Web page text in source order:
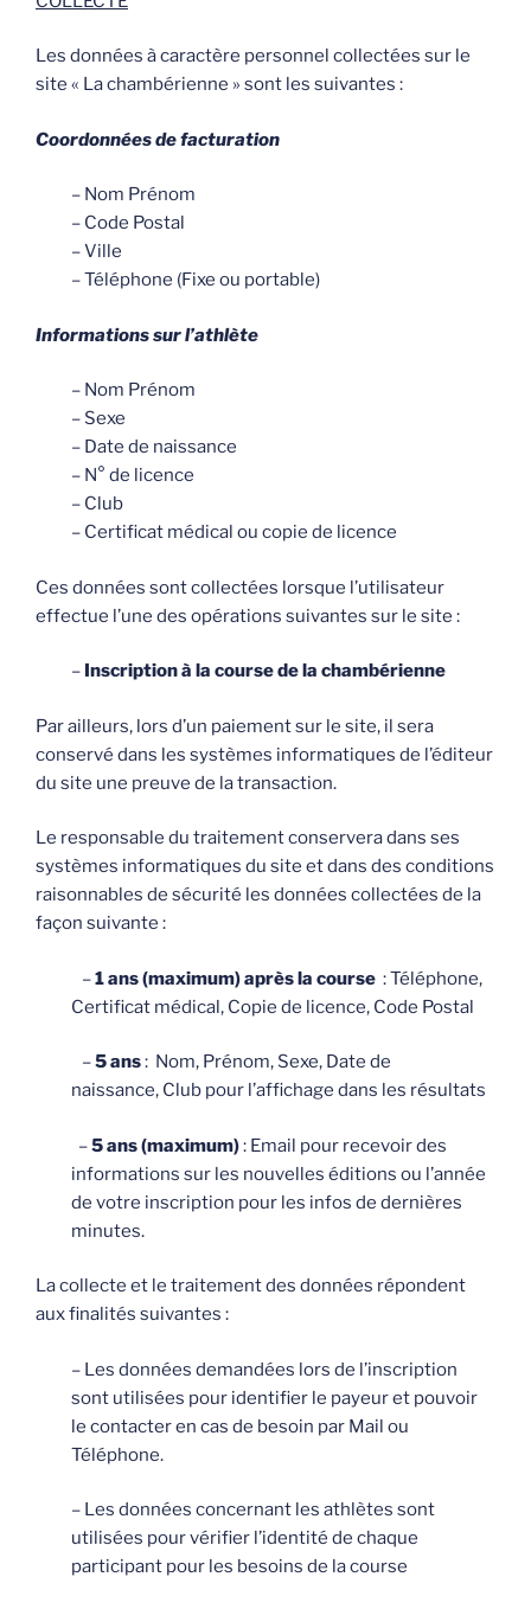
Les données à caractère personnel collectées sur le
site « La chambérienne » sont les suivantes :
Coordonnées de facturation
– Nom Prénom
– Code Postal
– Ville
– Téléphone (Fixe ou portable)
Informations sur l’athlète
– Nom Prénom
– Sexe
– Date de naissance
– N° de licence
– Club
– Certificat médical ou copie de licence
Ces données sont collectées lorsque l’utilisateur
effectue l’une des opérations suivantes sur le site :
– Inscription à la course de la chambérienne
Par ailleurs, lors d’un paiement sur le site, il sera
conservé dans les systèmes informatiques de l’éditeur
du site une preuve de la transaction.
Le responsable du traitement conservera dans ses
systèmes informatiques du site et dans des conditions
raisonnables de sécurité les données collectées de la
façon suivante :
–1 ans (maximum) après la course : Téléphone,
Certificat médical, Copie de licence, Code Postal
–5 ans: Nom, Prénom, Sexe, Date de
naissance, Club pour l’affichage dans les résultats
–5 ans (maximum): Email pour recevoir des
informations sur les nouvelles éditions ou l’année
de votre inscription pour les infos de dernières
minutes.
La collecte et le traitement des données répondent
aux finalités suivantes :
– Les données demandées lors de l’inscription
sont utilisées pour identifier le payeur et pouvoir
le contacter en cas de besoin par Mail ou
Téléphone.
– Les données concernant les athlètes sont
utilisées pour vérifier l’identité de chaque
participant pour les besoins de la course